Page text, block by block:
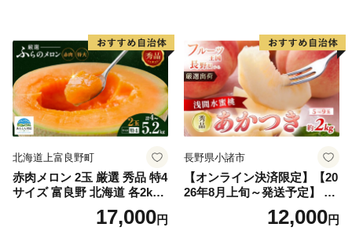
北海道上富良野町
赤肉メロン 2玉 厳選 秀品 特4
サイズ 富良野 北海道 各2kg
～2.6kg 2玉 セット ファーム
富良野 メロン めろん 果物 く
17,000円
長野県小諸市
【オンライン決済限定】【20
26年8月上旬～発送予定】 先
行予約 「浅間水蜜桃プレミ
アム」 もも あかつき 秀品 約
12,000円